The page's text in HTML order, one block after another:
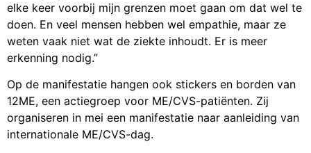
elke keer voorbij mijn grenzen moet gaan om dat wel te
doen. En veel mensen hebben wel empathie, maar ze
weten vaak niet wat de ziekte inhoudt. Er is meer
erkenning nodig.”
Op de manifestatie hangen ook stickers en borden van
12ME, een actiegroep voor ME/CVS-patiënten. Zij
organiseren in mei een manifestatie naar aanleiding van
internationale ME/CVS-dag.